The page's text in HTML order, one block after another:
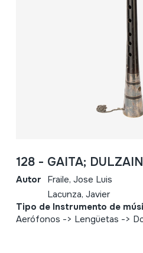
128 - GAITA;
Autor Fraile, Jose Luis
Lacunza, Javier
Tipo de Instrumento de
Aerófonos -> Lengüetas ->